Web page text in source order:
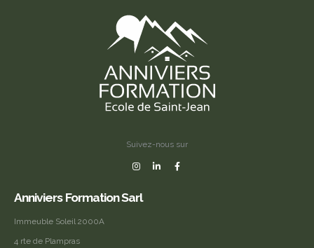
Suivez-nous sur
Anniviers Formation Sarl
Immeuble Soleil 2000A
4 rte de Plampras